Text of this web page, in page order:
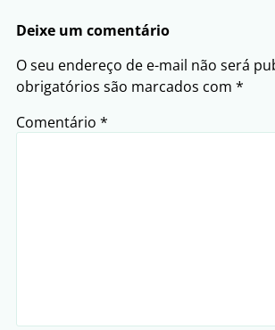
Deixe um comentário
O seu endereço de e-mail não será
obrigatórios são marcados com *
Comentário *